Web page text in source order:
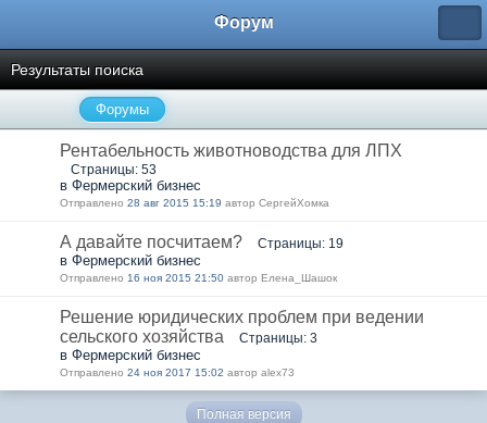
Форум
Результаты поиска
Форумы
Рентабельность животноводства для ЛПХ
Страницы: 53
в Фермерский бизнес
Отправлено 28 авг 2015 15:19 автор СергейХомка
А давайте посчитаем? Страницы: 19
в Фермерский бизнес
Отправлено 16 ноя 2015 21:50 автор Елена_Шашок
Решение юридических проблем при ведении
сельского хозяйства
Страницы: 3
в Фермерский бизнес
Отправлено 24 ноя 2017 15:02 автор alex73
Полная версия